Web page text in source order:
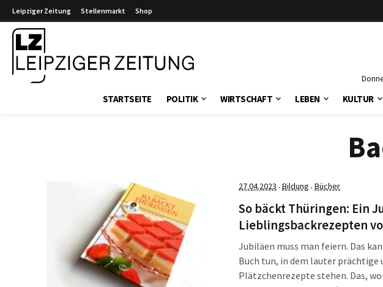
Leipziger Zeitung Stellenmarkt Shop
STARTSEITE POLITIK WIRTSCHAFT LEBEN KULTUR
27.04.2023 · Bildung · Bücher
So bäckt Thüringen: Ein
Lieblingsbackrezepten
Jubiläen muss man feiern. Das
Buch tun, in dem lauter prächtige
Plätzchenrezepte stehen. Das,